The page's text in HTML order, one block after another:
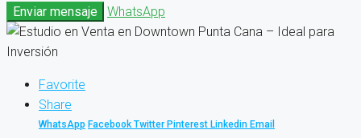
Enviar mensaje
WhatsApp
Favorite
Share
WhatsApp Facebook Twitter Pinterest Linkedin Email